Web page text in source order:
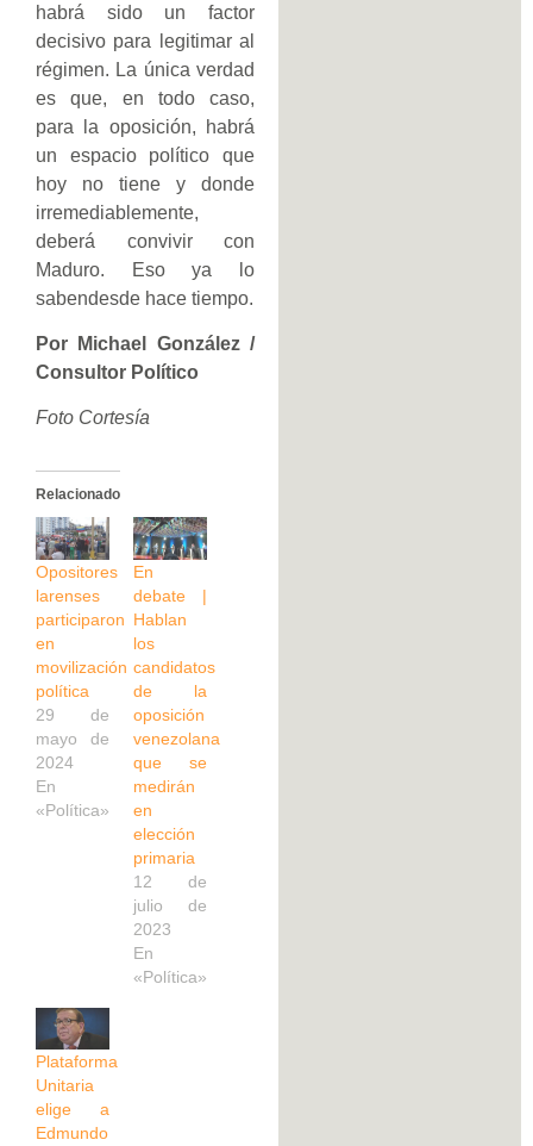
habrá sido un factor
decisivo para legitimar al
régimen. La única verdad
es que, en todo caso,
para la oposición, habrá
un espacio político que
hoy no tiene y donde
irremediablemente,
deberá convivir con
Maduro. Eso ya lo
sabendesde hace tiempo.
Por Michael González /
Consultor Político
Foto Cortesía
Relacionado
Opositores
larenses
participaron
en
movilización
política
29 de
mayo de
2024
En
«Política»
En
debate |
Hablan
los
candidatos
de la
oposición
venezolana
que se
medirán
en
elección
primaria
12 de
julio de
2023
En
«Política»
Plataforma
Unitaria
elige a
Edmundo